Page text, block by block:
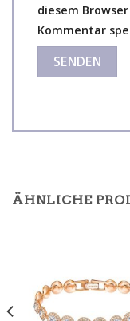
diesem
Kommentar
ÄHNLICHE